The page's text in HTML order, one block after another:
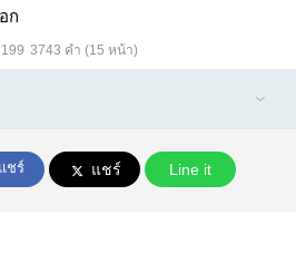
อก
199 3743 คำ (15 หน้า)
แชร์ แชร์ Line it